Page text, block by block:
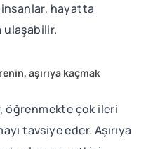
insanlar, hayatta
ulaşabilir.
aşırıya kaçmak
öğrenmekte çok ileri
tavsiye eder. Aşırıya